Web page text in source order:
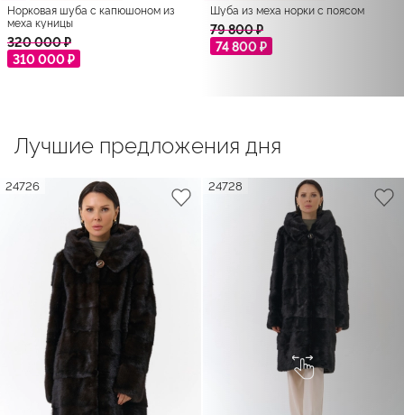
Норковая шуба с капюшоном из
меха куницы
320 000 ₽
310 000 ₽
Шуба из меха норки с поясом
79 800 ₽
74 800 ₽
Лучшие предложения дня
24726 24728